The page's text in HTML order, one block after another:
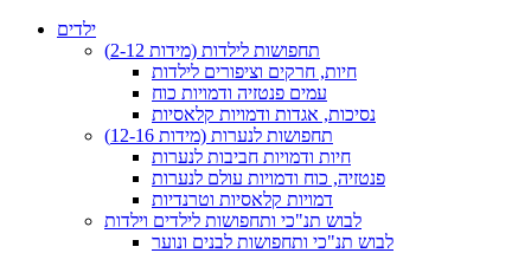
ילדים
תחפושות לילדות (מידות 2-12)
חיות, חרקים וציפורים לילדות
עמים פנטזיה ודמויות כוח
נסיכות, אגדות ודמויות קלאסיות
תחפושות לנערות (מידות 12-16)
חיות ודמויות חביבות לנערות
פנטזיה, כוח ודמויות עולם לנערות
דמויות קלאסיות וטרנדיות
לבוש תנ"כי ותחפושות לילדים וילדות
לבוש תנ"כי ותחפושות לבנים ונוער